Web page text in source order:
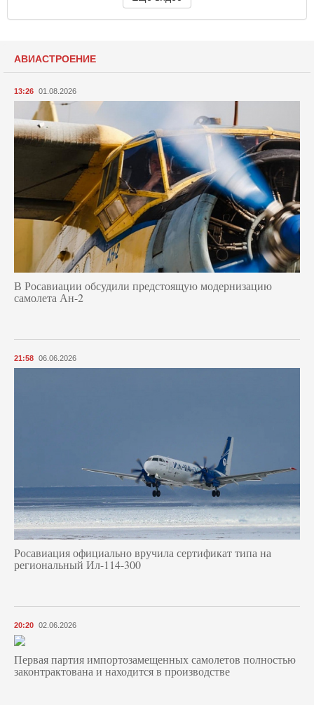
АВИАСТРОЕНИЕ
13:26 01.08.2026
В Росавиации обсудили предстоящую модернизацию
самолета Ан-2
21:58 06.06.2026
Росавиация официально вручила сертификат типа на
региональный Ил-114-300
20:20 02.06.2026
Первая партия импортозамещенных самолетов полностью
законтрактована и находится в производстве